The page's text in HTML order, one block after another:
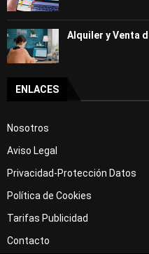
Alquiler y Venta
ENLACES
Nosotros
Aviso Legal
Privacidad-Protección Datos
Política de Cookies
Tarifas Publicidad
Contacto